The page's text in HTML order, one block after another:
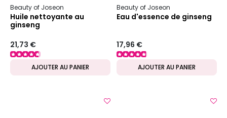
Beauty of Joseon
Huile nettoyante au
ginseng
21,73 €
AJOUTER AU PANIER
Beauty of Joseon
Eau d'essence de ginseng
17,96 €
AJOUTER AU PANIER